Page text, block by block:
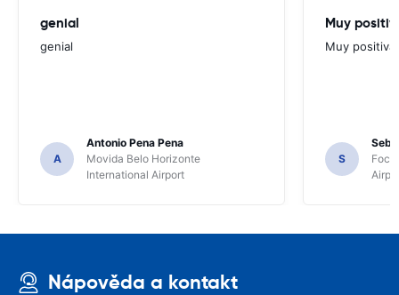
genial
genial
A
Antonio Pena Pena
Movida Belo Horizonte
International Airport
Muy
Muy positiva
S
Foco
Nápověda a kontakt